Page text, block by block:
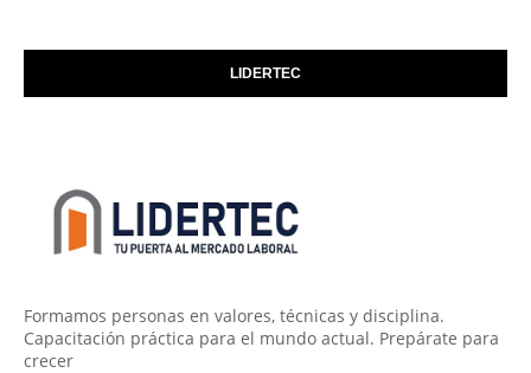
LIDERTEC
Formamos personas en valores, técnicas y disciplina.
Capacitación práctica para el mundo actual. Prepárate para
crecer